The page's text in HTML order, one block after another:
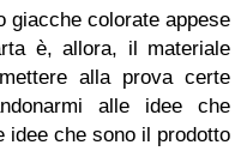
giacche colorate appese
è, allora, il materiale
alla prova certe
alle idee che
idee che sono il prodotto